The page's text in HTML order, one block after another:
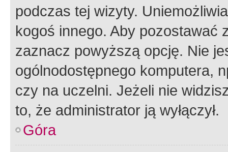
podczas tej wizyty.
kogoś innego. Aby pozostawać
zaznacz powyższą opcję. Nie
ogólnodostępnego komputera,
czy na uczelni. Jeżeli nie
to, że administrator ją wyłączył.
Góra